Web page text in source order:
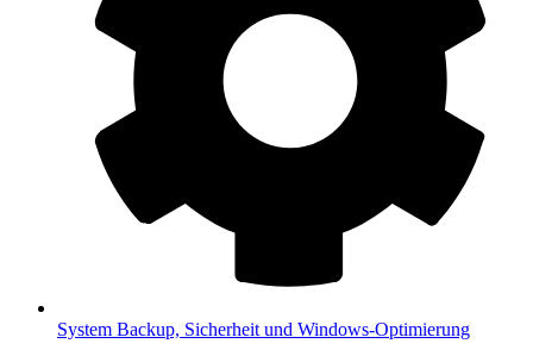
System Backup, Sicherheit und Windows-Optimierung